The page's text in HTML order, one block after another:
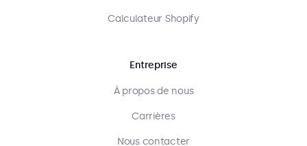
Calculateur Shopify
Entreprise
À propos de nous
Carrières
Nous contacter